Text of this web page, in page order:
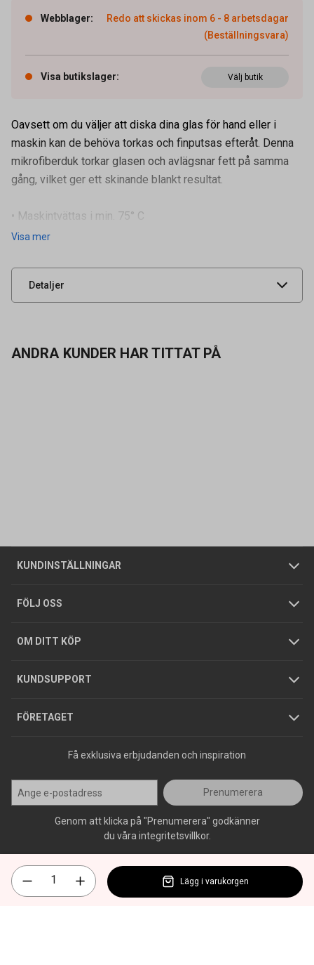
Webblager:
Redo att skickas inom 6 - 8 arbetsdagar
(Beställningsvara)
Visa butikslager: Välj butik
Oavsett om du väljer att diska dina glas för hand eller i
maskin kan de behöva torkas och finputsas efteråt. Denna
mikrofiberduk torkar glasen och avlägsnar fett på samma
gång, vilket ger ett skinande blankt resultat.
• Maskintvättas i min. 75° C
• Använd inte sköljmedel (för at
Visa mer
Detaljer
Artikelnummer
Leverantörens
UNSPSC 52151700
ANDRA KUNDER HAR TITTAT PÅ
KUNDINSTÄLLNINGAR
Företagskund / Privatkund
FÖLJ OSS
OM DITT KÖP
Allmänna försäljningsvillkor
Integritetspolicy
GDPR
KUNDSUPPORT
Butiker
Foldrar och kataloger
Köpguider
Varumärken
FÖRETAGET
Om oss
Tjänster
Hållbarhet
Jobba hos oss
Press
Få exklusiva erbjudanden och inspiration
Prenumerera
Genom att klicka på "Prenumerera" godkänner
du våra integritetsvillkor.
Lägg i varukorgen